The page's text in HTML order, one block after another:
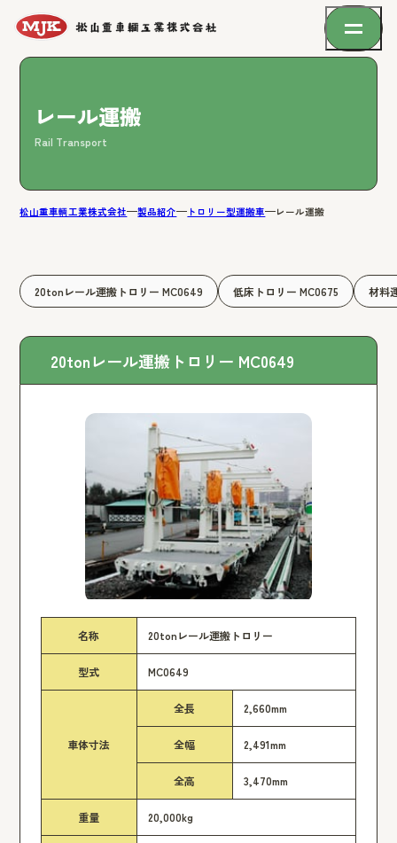
レール運搬
Rail Transport
松山重車輌工業株式会社 製品紹介 トロリー型運搬車 レール運搬
20tonレール運搬トロリー MC0649 低床トロリー MC0675 材料
20tonレール運搬トロリー MC0649
名称 20tonレール運搬トロリー
型式 MC0649
車体寸法
全長 2,660mm
全幅 2,491mm
全高 3,470mm
重量 20,000kg